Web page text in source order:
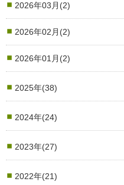
2026年03月(2)
2026年02月(2)
2026年01月(2)
2025年(38)
2024年(24)
2023年(27)
2022年(21)